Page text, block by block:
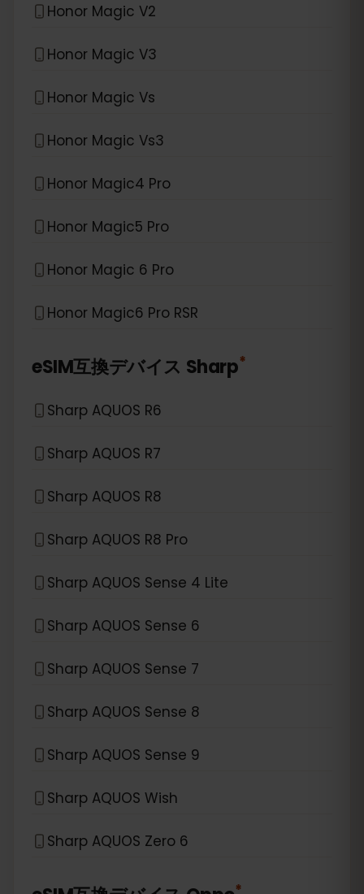
Honor Magic V2
Honor Magic V3
Honor Magic Vs
Honor Magic Vs3
Honor Magic4 Pro
Honor Magic5 Pro
Honor Magic 6 Pro
Honor Magic6 Pro RSR
eSIM互換デバイス Sharp*
Sharp AQUOS R6
Sharp AQUOS R7
Sharp AQUOS R8
Sharp AQUOS R8 Pro
Sharp AQUOS Sense 4 Lite
Sharp AQUOS Sense 6
Sharp AQUOS Sense 7
Sharp AQUOS Sense 8
Sharp AQUOS Sense 9
Sharp AQUOS Wish
Sharp AQUOS Zero 6
*